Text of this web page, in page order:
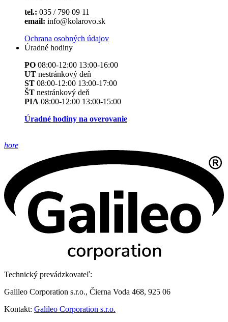
tel.: 035 / 790 09 11
email: info@kolarovo.sk
Ochrana osobných údajov
Úradné hodiny
PO 08:00-12:00 13:00-16:00
UT nestránkový deň
ST 08:00-12:00 13:00-17:00
ŠT nestránkový deň
PIA 08:00-12:00 13:00-15:00
Úradné hodiny na overovanie
hore
Technický prevádzkovateľ:
Galileo Corporation s.r.o., Čierna Voda 468, 925 06
Kontakt: Galileo Corporation s.r.o.